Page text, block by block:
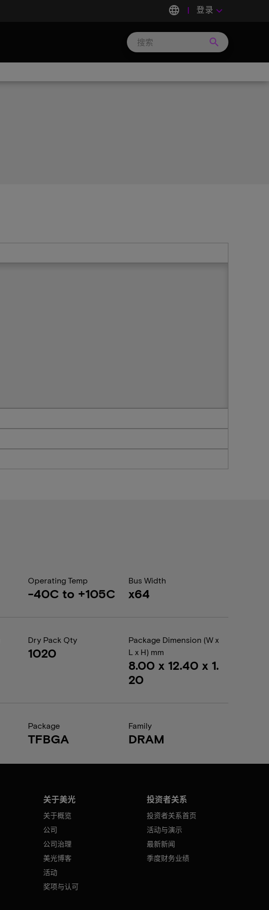
language 登录 keyboard_arrow_down
search
Operating Temp
-40C to +105C
Bus Width
x64
Dry Pack Qty
1020
Package Dimension (W x
L x H) mm
8.00 x 12.40 x 1.
20
Package
TFBGA
Family
DRAM
关于美光
关于概览
公司
公司治理
美光博客
活动
奖项与认可
投资者关系
投资者关系首页
活动与演示
最新新闻
季度财务业绩